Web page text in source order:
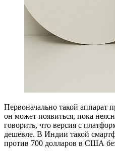
Первоначально такой аппарат
он может появиться, пока
говорить, что версия с
дешевле. В Индии такой
против 700 долларов в США